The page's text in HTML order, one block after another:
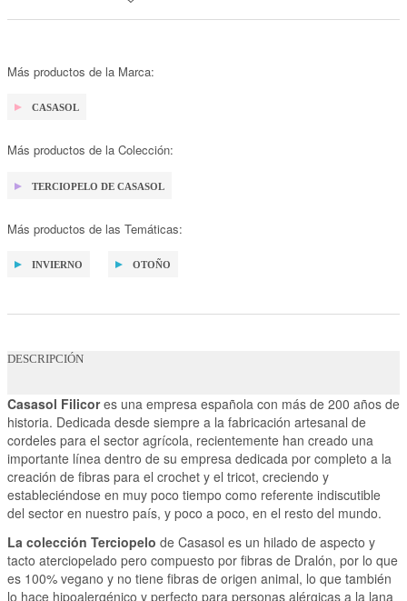
Más productos de la Marca:
CASASOL
Más productos de la Colección:
TERCIOPELO DE CASASOL
Más productos de las Temáticas:
INVIERNO OTOÑO
DESCRIPCIÓN
Casasol Filicores una empresa española con más de 200 años de
historia. Dedicada desde siempre a la fabricación artesanal de
cordeles para el sector agrícola, recientemente han creado una
importante línea dentro de su empresa dedicada por completo a la
creación de fibras para el crochet y el tricot, creciendo y
estableciéndose en muy poco tiempo como referente indiscutible
del sector en nuestro país, y poco a poco, en el resto del mundo.
La colección Terciopelo de Casasol es un hilado de aspecto y
tacto aterciopelado pero compuesto por fibras de Dralón, por lo que
es 100% vegano y no tiene fibras de origen animal, lo que también
lo hace hipoalergénico y perfecto para personas alérgicas a la lana